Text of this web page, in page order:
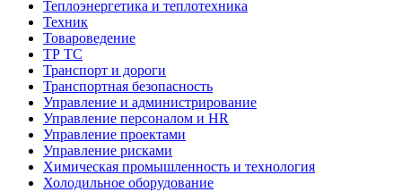
Теплоэнергетика и теплотехника
Техник
Товароведение
ТР ТС
Транспорт и дороги
Транспортная безопасность
Управление и администрирование
Управление персоналом и HR
Управление проектами
Управление рисками
Химическая промышленность и технология
Холодильное оборудование